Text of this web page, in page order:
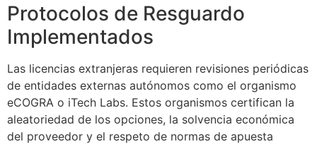
panel
panel
panel
panel
panel
Protocolos de Resguardo
Implementados
Las licencias extranjeras requieren revisiones periódicas
de entidades externas autónomos como el organismo
eCOGRA o iTech Labs. Estos organismos certifican la
aleatoriedad de los opciones, la solvencia económica
del proveedor y el respeto de normas de apuesta